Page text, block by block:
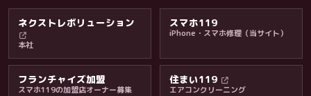
ネクストレボリューション
本社
スマホ119
iPhone・スマホ修理（当サイト）
フランチャイズ加盟
スマホ119の加盟店オーナー募集
住まい119
エアコンクリーニング